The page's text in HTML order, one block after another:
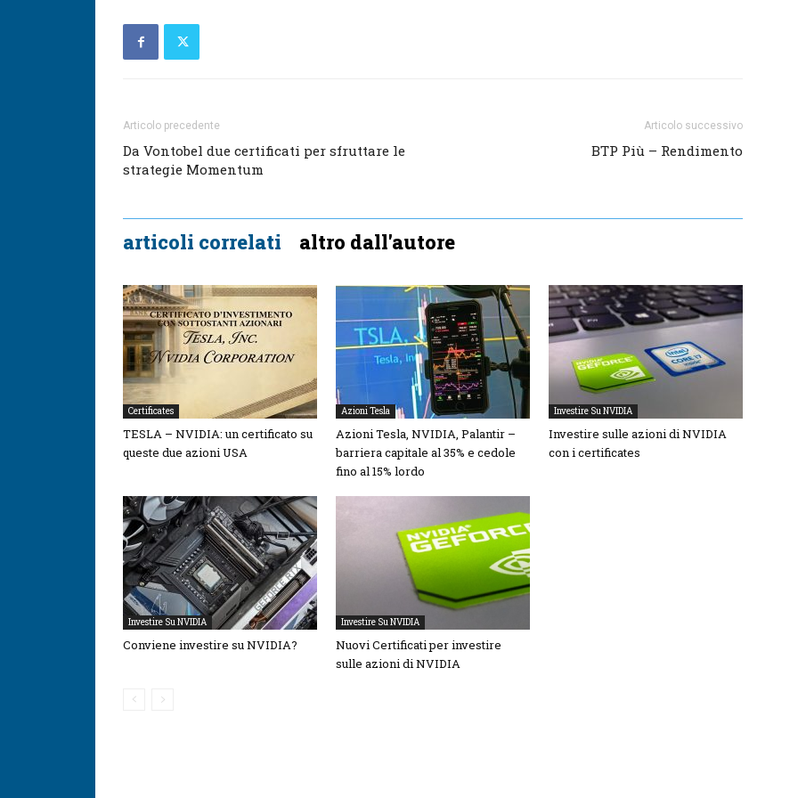
Articolo precedente
Da Vontobel due certificati per sfruttare le
strategie Momentum
Articolo successivo
BTP Più – Rendimento
articoli correlati altro dall'autore
Certificates
TESLA – NVIDIA: un certificato su
queste due azioni USA
Azioni Tesla
Azioni Tesla, NVIDIA, Palantir –
barriera capitale al 35% e cedole
fino al 15% lordo
Investire Su NVIDIA
Investire sulle azioni di NVIDIA
con i certificates
Investire Su NVIDIA
Conviene investire su NVIDIA?
Investire Su NVIDIA
Nuovi Certificati per investire
sulle azioni di NVIDIA